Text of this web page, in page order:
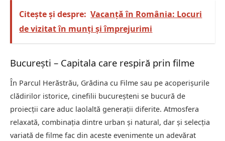
Citește și despre: Vacanță în România: Locuri
de vizitat în munți și împrejurimi
București – Capitala care respiră prin filme
În Parcul Herăstrău, Grădina cu Filme sau pe acoperișurile
clădirilor istorice, cinefilii bucureșteni se bucură de
proiecții care aduc laolaltă generații diferite. Atmosfera
relaxată, combinația dintre urban și natural, dar și selecția
variată de filme fac din aceste evenimente un adevărat